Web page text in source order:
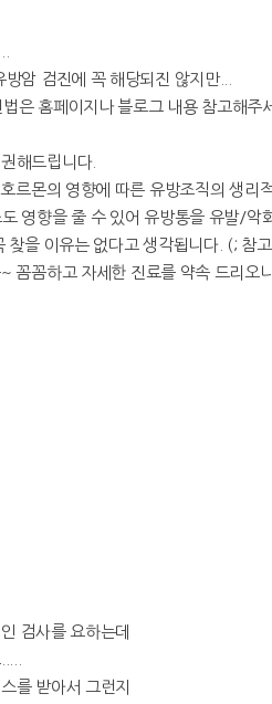
암 검진에 꼭 해당되진 않지만...
은 홈페이지나 블로그 내용 참고해
해드립니다.
르몬의 영향에 따른 유방조직의 생
영향을 줄 수 있어 유방통을 유발/악
찾을 이유는 없다고 생각됩니다. (; 참
꼼꼼하고 자세한 진료를 약속 드리오
검사를 요하는데
를 받아서 그런지